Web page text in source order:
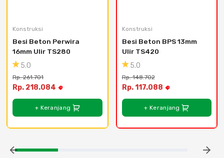
Konstruksi
Besi Beton Perwira
16mm Ulir TS280
5.0
Rp. 261.701
Rp. 218.084
+ Keranjang
Konstruksi
Besi Beton BPS 13mm
Ulir TS420
5.0
Rp. 148.702
Rp. 117.088
+ Keranjang